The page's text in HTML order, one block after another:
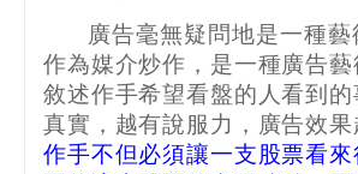
廣告毫無疑問地是一種
作為媒介炒作，是一種廣告
敘述作手希望看盤的人看到
真實，越有說服力，廣告效
作手不但必須讓一支股票看來